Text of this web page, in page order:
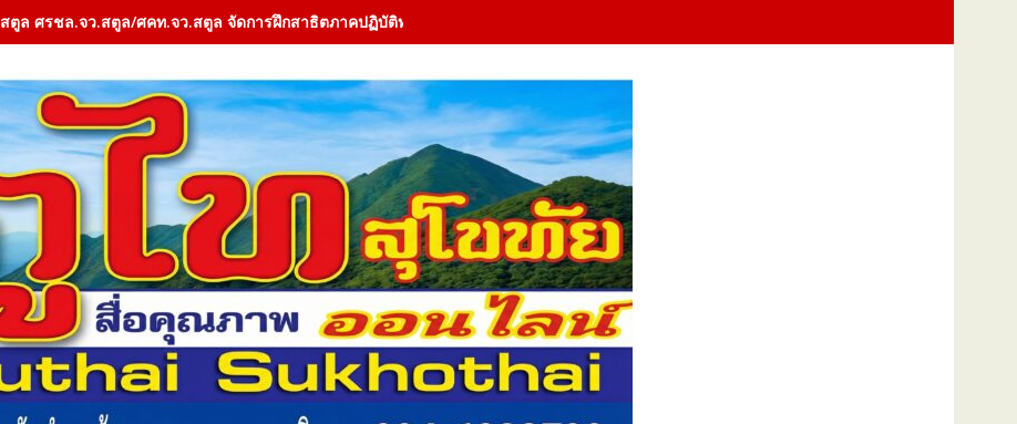
สตูล ศรชล.จว.สตูล/ศคท.จว.สตูล จัดการฝึกสาธิตภาคปฏิบัติทางทะเล (Field Training Exercise : FTX) การช่วยเหลือผู้ประสบภัยทางทะเลและการปฏิ